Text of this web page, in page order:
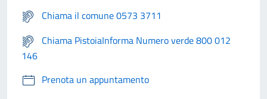
Chiama il comune 0573 3711
Chiama PistoiaInforma Numero verde 800 012
146
Prenota un appuntamento